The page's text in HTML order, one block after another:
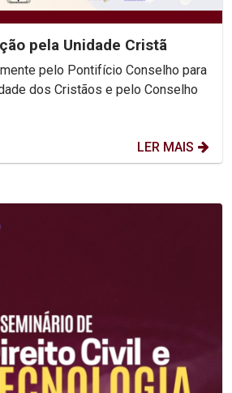
pela Unidade Cristã
pelo Pontifício Conselho para
dos Cristãos e pelo Conselho
LER MAIS